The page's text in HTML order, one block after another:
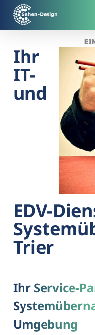
main
Ihr
IT-
und
EDV-
Trier
Ihr Service-
Umgebung